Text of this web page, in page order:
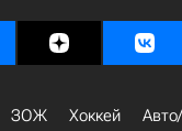
ЗОЖ Хоккей